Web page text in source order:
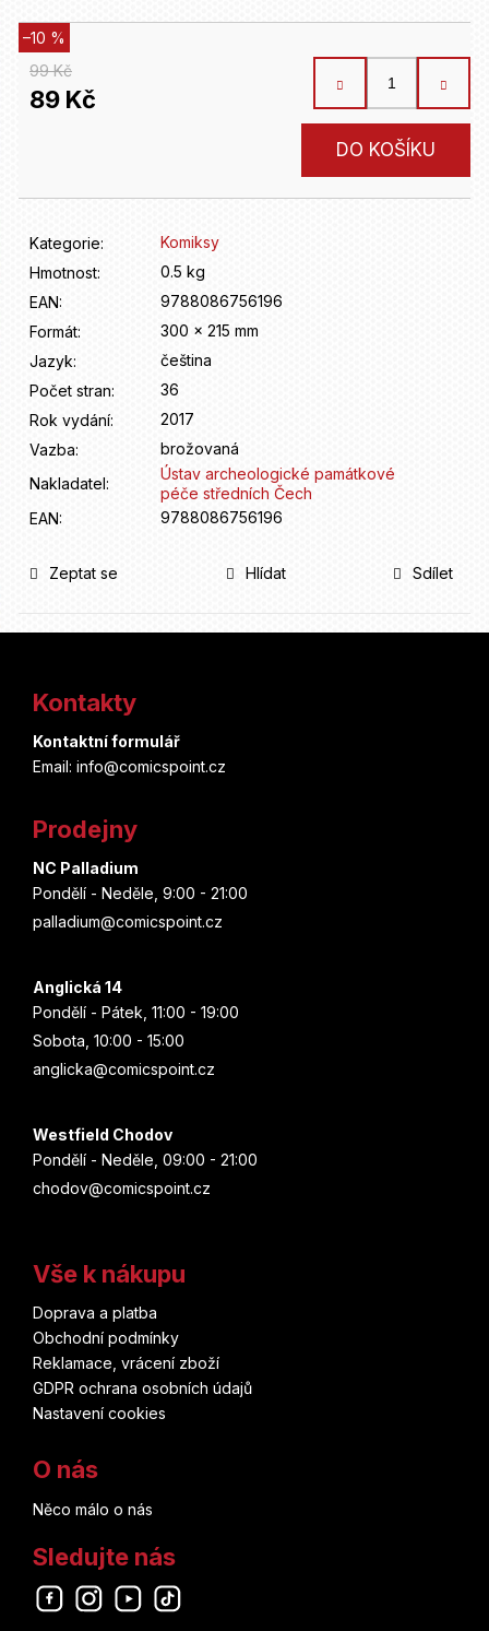
99 Kč
–10 %
89 Kč
DO KOŠÍKU
Kategorie:
Komiksy
Hmotnost:
0.5 kg
EAN:
9788086756196
Formát:
300 x 215 mm
Jazyk:
čeština
Počet stran:
36
Rok vydání:
2017
Vazba:
brožovaná
Nakladatel:
Ústav archeologické památkové
péče středních Čech
EAN: 9788086756196
Zeptat se Hlídat Sdílet
?
o
r
u
č
u
e
m
e
Kontakty
Kontaktní formulář
Email: info@comicspoint.cz
Prodejny
NC Palladium
Pondělí - Neděle, 9:00 - 21:00
palladium@comicspoint.cz
Anglická 14
Pondělí - Pátek, 11:00 - 19:00
Sobota, 10:00 - 15:00
anglicka@comicspoint.cz
Westfield Chodov
Pondělí - Neděle, 09:00 - 21:00
chodov@comicspoint.cz
Vše k nákupu
Doprava a platba
Obchodní podmínky
Reklamace, vrácení zboží
GDPR ochrana osobních údajů
Nastavení cookies
O nás
Něco málo o nás
Sledujte nás
Odebírat newsletter